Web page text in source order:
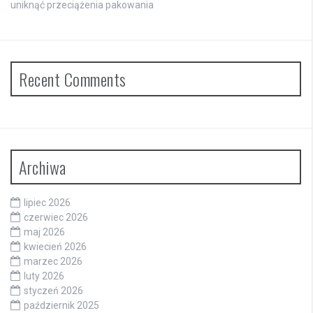
uniknąć przeciążenia pakowania
Recent Comments
Archiwa
lipiec 2026
czerwiec 2026
maj 2026
kwiecień 2026
marzec 2026
luty 2026
styczeń 2026
październik 2025